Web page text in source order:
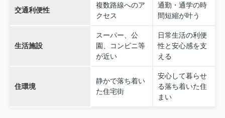
交通利便性
複数路線へのア
クセス
通勤・通学の時
間短縮が叶う
生活施設
スーパー、公
園、コンビニ等
が近い
日常生活の利便
性と安心感を支
える
住環境
静かで落ち着い
た住宅街
安心して暮らせ
る落ち着いた住
まい